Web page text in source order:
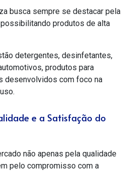
busca sempre se destacar pela
produtos de alta
detergentes, desinfetantes,
produtos para
desenvolvidos com foco na
e a Satisfação do
não apenas pela qualidade
pelo compromisso com a